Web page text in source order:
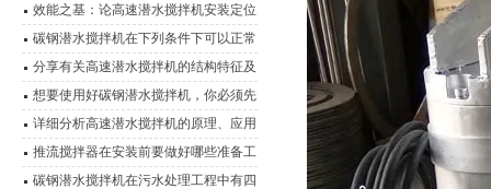
脏”
效能之基：论高速潜水搅拌机安装定位
的科学要诀
碳钢潜水搅拌机在下列条件下可以正常
连续运行
分享有关高速潜水搅拌机的结构特征及
使用优势
想要使用好碳钢潜水搅拌机，你必须先
了解它的特点
详细分析高速潜水搅拌机的原理、应用
以及性能特点
推流搅拌器在安装前要做好哪些准备工
作？
碳钢潜水搅拌机在污水处理工程中有四